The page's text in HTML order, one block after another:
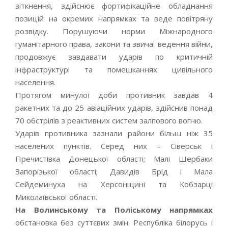
зіткнення, здійснює фортифікаційне обладнання
позицій на окремих напрямках та веде повітряну
розвідку. Порушуючи норми Міжнародного
гуманітарного права, закони та звичаї ведення війни,
продовжує завдавати ударів по критичній
інфраструктурі та помешканнях цивільного
населення.
Протягом минулої доби противник завдав 4
ракетних та до 25 авіаційних ударів, здійснив понад
70 обстрілів з реактивних систем залпового вогню.
Ударів противника зазнали райони більш ніж 35
населених пунктів. Серед них – Сіверськ і
Пречистівка Донецької області; Малі Щербаки
Запорізької області; Давидів Брід і Мала
Сейдеминуха на Херсонщині та Кобзарці
Миколаївської області.
На Волинському та Поліському напрямках
обстановка без суттєвих змін. Республіка білорусь і